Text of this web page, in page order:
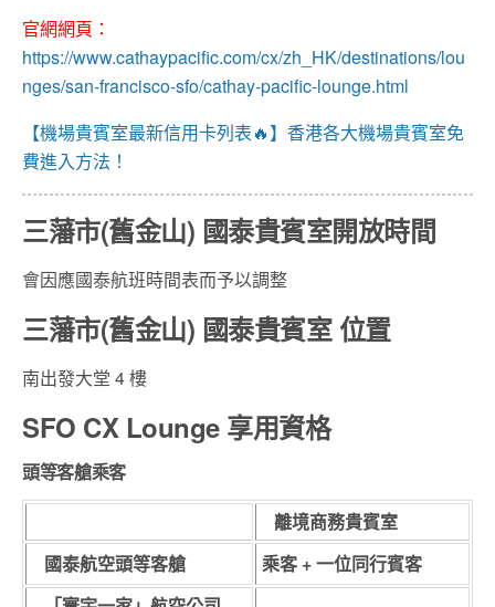
官網網頁：
https://www.cathaypacific.com/cx/zh_HK/destinations/lou
nges/san-francisco-sfo/cathay-pacific-lounge.html
【機場貴賓室最新信用卡列表🔥】香港各大機場貴賓室免
費進入方法！
三藩市(舊金山) 國泰貴賓室開放時間
會因應國泰航班時間表而予以調整
三藩市(舊金山) 國泰貴賓室 位置
南出發大堂 4 樓
SFO CX Lounge 享用資格
頭等客艙乘客
離境商務貴賓室
國泰航空頭等客艙
乘客 + 一位同行賓客